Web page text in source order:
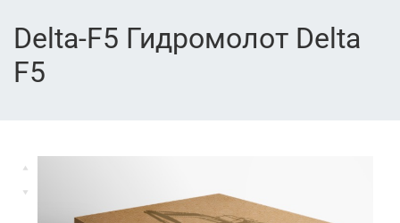
Delta-F5 Гидромолот Delta
F5